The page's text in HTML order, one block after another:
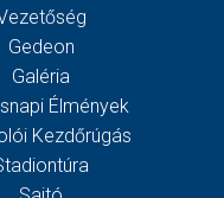
Gedeon
Galéria
Élmények
Kezdőrúgás